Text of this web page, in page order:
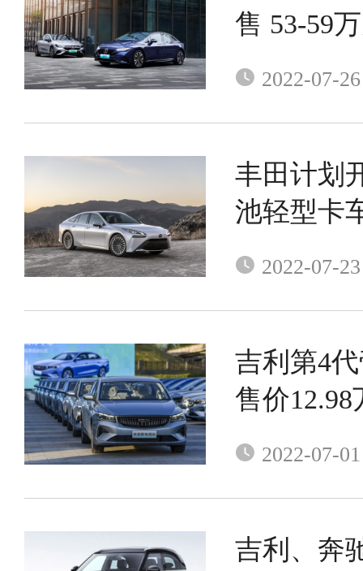
售 53-59
2022-07-26
丰田计划
池轻型卡
2022-07-23
吉利第4
售价12.98
2022-07-01
吉利、奔